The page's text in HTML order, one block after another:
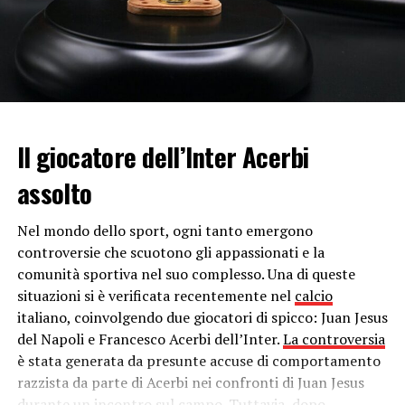
anticipato di Harry dallaGran Bretagnadopo i funerali
del
Principe Filippo
, a cui Meghan Markle aveva
preferito non partecipare pare per non creare ulteriore
scompiglio nella famiglia reale. Tuttavia, il motivo
tranquillamente in compagnia delprimo figlio, Archie
(che sta per compiere due anni).
Al momento non è stata diramata alcuna nota ufficiale
da parte dei diretti interessati che smentisca o confermi
le voci. Nemmeno la struttura californiana dove la
duchessa sarebbe stata ricoverata ha fornito risposte
precise.
fonte immagine: https://www.instagram.com/p/CMiLa_8nXUO/
Continua a leggere su atuttonotizie.it
Il giocatore dell’Inter Acerbi
assolto
Nel mondo dello sport, ogni tanto emergono
controversie che scuotono gli appassionati e la
comunità sportiva nel suo complesso. Una di queste
situazioni si è verificata recentemente nel calcio
italiano, coinvolgendo due giocatori di spicco: Juan Jesus
del Napoli e Francesco Acerbi dell’Inter.La controversia
è stata generata da presunte accuse di comportamento
razzista da parte di Acerbi nei confronti di Juan Jesus